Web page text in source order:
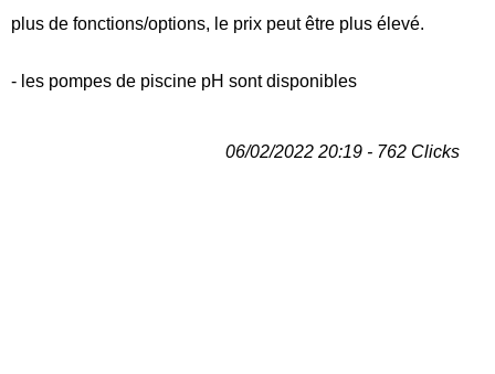
plus de fonctions/options, le prix peut être plus élevé.
- les pompes de piscine pH sont disponibles
06/02/2022 20:19 - 762 Clicks